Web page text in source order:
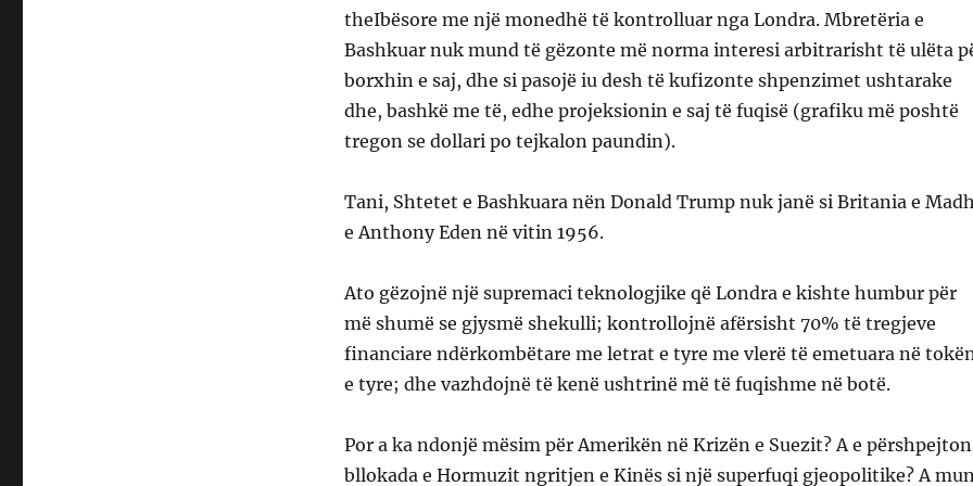
theIbësore me një monedhë të kontrolluar nga Londra. Mbretëria e
Bashkuar nuk mund të gëzonte më norma interesi arbitrarisht të ulëta
borxhin e saj, dhe si pasojë iu desh të kufizonte shpenzimet ushtarake
dhe, bashkë me të, edhe projeksionin e saj të fuqisë (grafiku më poshtë
tregon se dollari po tejkalon paundin).
Tani, Shtetet e Bashkuara nën Donald Trump nuk janë si Britania e
e Anthony Eden në vitin 1956.
Ato gëzojnë një supremaci teknologjike që Londra e kishte humbur për
më shumë se gjysmë shekulli; kontrollojnë afërsisht 70% të tregjeve
financiare ndërkombëtare me letrat e tyre me vlerë të emetuara në
e tyre; dhe vazhdojnë të kenë ushtrinë më të fuqishme në botë.
Por a ka ndonjë mësim për Amerikën në Krizën e Suezit? A e përshpejton
bllokada e Hormuzit ngritjen e Kinës si një superfuqi gjeopolitike? A